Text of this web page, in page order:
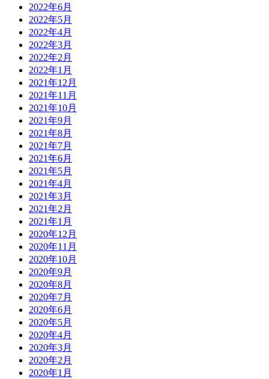
2022年6月
2022年5月
2022年4月
2022年3月
2022年2月
2022年1月
2021年12月
2021年11月
2021年10月
2021年9月
2021年8月
2021年7月
2021年6月
2021年5月
2021年4月
2021年3月
2021年2月
2021年1月
2020年12月
2020年11月
2020年10月
2020年9月
2020年8月
2020年7月
2020年6月
2020年5月
2020年4月
2020年3月
2020年2月
2020年1月